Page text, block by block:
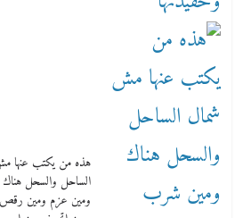
هذه من يكتب عنها
الساحل والسحل
ومين عزم ومين